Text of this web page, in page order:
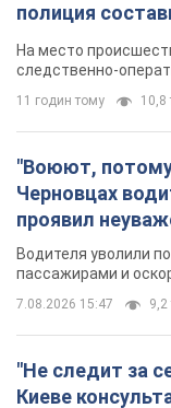
полиция
протокол. Видео
На место
следственно-
11 годин тому 10,8
"Воюют,
Черновцах
проявил
военным и
Видео
Водителя уволили
пассажирами и
7.08.2026 15:47 9,2
"Не следит за
Киеве